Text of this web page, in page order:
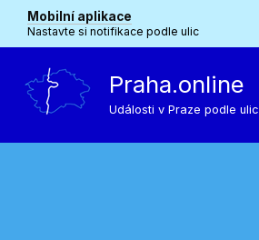
Mobilní aplikace
Nastavte si notifikace podle ulic
Praha.online
Události v Praze podle ulic